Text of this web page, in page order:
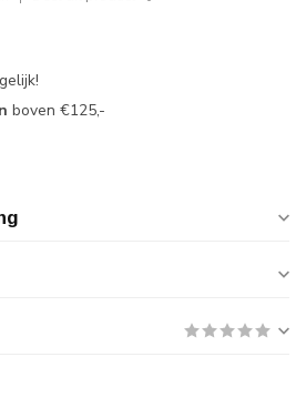
boven €125,-